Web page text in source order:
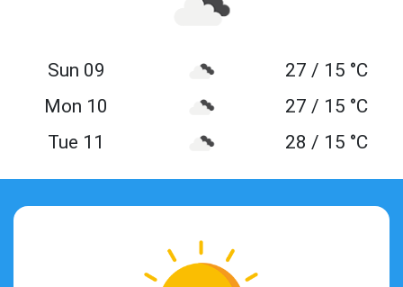
Sun 09
27 / 15 °C
Mon 10
27 / 15 °C
Tue 11
28 / 15 °C